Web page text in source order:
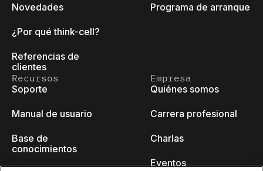
Novedades
¿Por qué think-cell?
Referencias de
clientes
Programa de arranque
Recursos
Soporte
Manual de usuario
Base de
conocimientos
Empresa
Quiénes somos
Carrera profesional
Charlas
Eventos